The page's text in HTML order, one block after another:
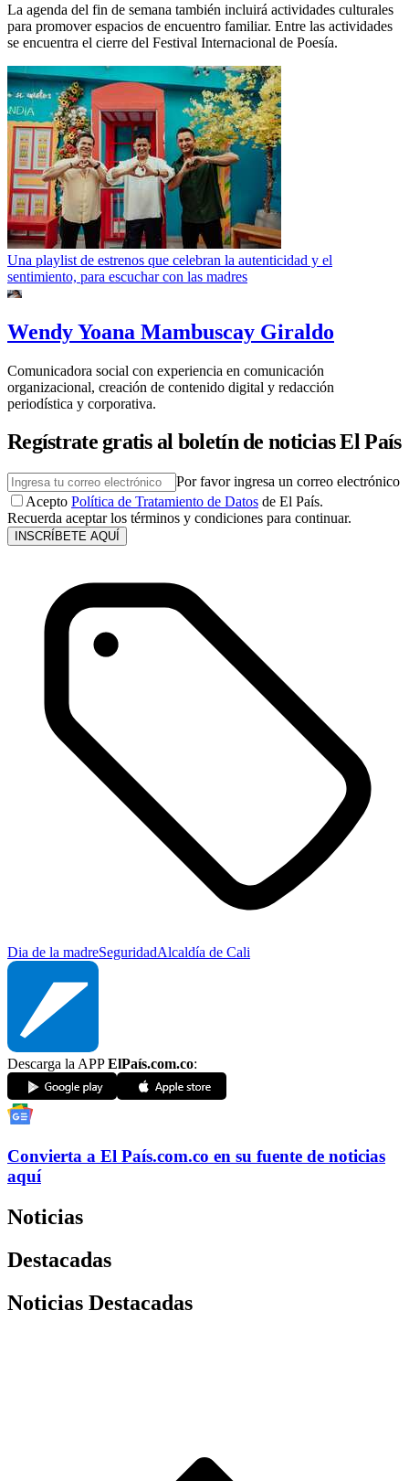
La agenda del fin de semana también incluirá actividades culturales
para promover espacios de encuentro familiar. Entre las actividades
se encuentra el cierre del Festival Internacional de Poesía.
Una playlist de estrenos que celebran la autenticidad y el
sentimiento, para escuchar con las madres
Wendy Yoana Mambuscay Giraldo
Comunicadora social con experiencia en comunicación
organizacional, creación de contenido digital y redacción
periodística y corporativa.
Regístrate gratis al boletín de noticias El País
Por favor ingresa un correo electrónico
Acepto Política de Tratamiento de Datos de El País.
Recuerda aceptar los términos y condiciones para continuar.
INSCRÍBETE AQUÍ
Dia de la madreSeguridadAlcaldía de Cali
Descarga la APPElPaís.com.co:
Convierta a El País.com.co en su fuente de noticias
aquí
Noticias
Destacadas
Noticias Destacadas